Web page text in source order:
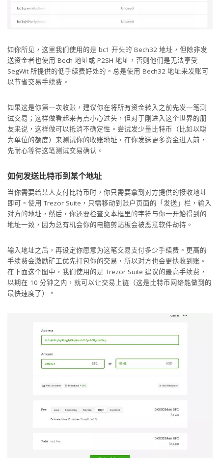
如你所见，这里我们使用的是 bc1 开头的 Bech32 地址，但除非发
送资金者也使用 Bech 地址或 P2SH 地址，否则他们是无法享受
SegWit 所提供的低手续费好处的。总是使用 Bech32 地址来发账可
以节省交易手续费。
如果这是你第一次收账，建议你在将所有资金转入之前先发一笔测
试交易；这样做看起来有点小心过头，但对于刚进入这个世界的朋
友来说，这样做可以抵消不确定性。尝试发少量比特币（比如以聪
为单位的额度）来测试你的收账地址，在你发送更多资金进入前，
先耐心等待这笔测试交易确认。
如何发送比特币到某个地址
当你需要给某人支付比特币时，你只需要拿到对方提供的接收地址
即可。使用 Trezor Suite，只需移动到账户页面的「发送」栏，输入
对方的地址，然后，你还要检查文本框里的字符与你一开始得到的
地址一致，因为总有机会你的电脑剪贴板会被恶意软件劫持。
输入地址之后，再设定你愿意为这笔交易支付多少手续费。更高的
手续费会激励矿工优先打包你的交易，所以对方也会更快收到账。
在下面这个图中，我们使用的是 Trezor Suite 建议的最高手续费，
以期在 10 分钟之内，就可以让交易上链（这是比特币网络能做到的
最快速度了）。